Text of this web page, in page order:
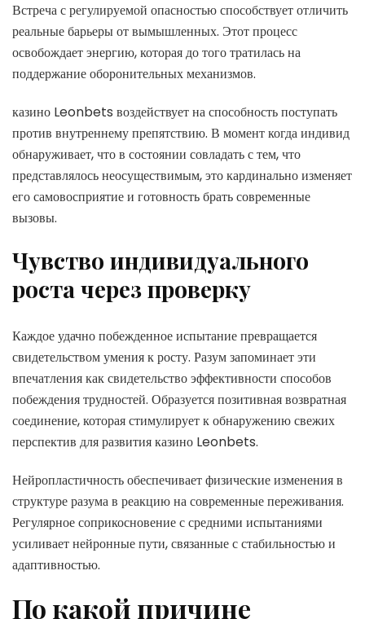
Встреча с регулируемой опасностью способствует отличить
реальные барьеры от вымышленных. Этот процесс
освобождает энергию, которая до того тратилась на
поддержание оборонительных механизмов.
казино Leonbets воздействует на способность поступать
против внутреннему препятствию. В момент когда индивид
обнаруживает, что в состоянии совладать с тем, что
представлялось неосуществимым, это кардинально изменяет
его самовосприятие и готовность брать современные
вызовы.
Чувство индивидуального
роста через проверку
Каждое удачно побежденное испытание превращается
свидетельством умения к росту. Разум запоминает эти
впечатления как свидетельство эффективности способов
побеждения трудностей. Образуется позитивная возвратная
соединение, которая стимулирует к обнаружению свежих
перспектив для развития казино Leonbets.
Нейропластичность обеспечивает физические изменения в
структуре разума в реакцию на современные переживания.
Регулярное соприкосновение с средними испытаниями
усиливает нейронные пути, связанные с стабильностью и
адаптивностью.
По какой причине